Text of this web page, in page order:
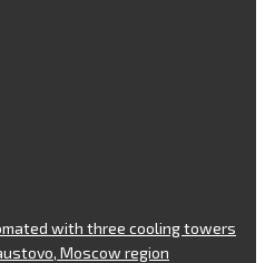
with three cooling towers
Moscow region